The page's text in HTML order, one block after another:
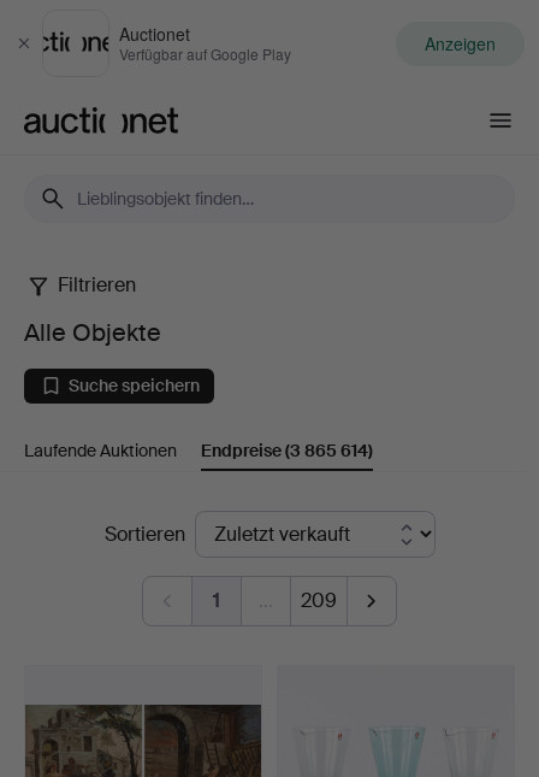
Schließen
Auctionet
Verfügbar auf Google Play Anzeigen
Alle
Objekte
Filtrieren
Alle Objekte
Suche speichern
Laufende Auktionen Endpreise(3 865 614)
EndpreiseSortieren
1 … 209